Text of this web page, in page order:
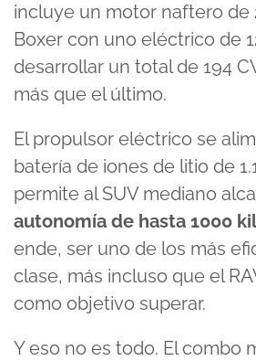
incluye un motor naftero de
Boxer con uno eléctrico de
desarrollar un total de 194
más que el último.
El propulsor eléctrico se
batería de iones de litio de
permite al SUV mediano
autonomía de hasta 1000
ende, ser uno de los más
clase, más incluso que el
como objetivo superar.
Y eso no es todo. El combo